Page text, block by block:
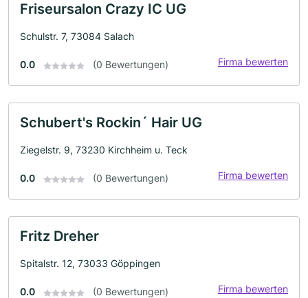
Friseursalon Crazy IC UG
Schulstr. 7, 73084 Salach
0.0 (0 Bewertungen) Firma bewerten
Schubert's Rockin´ Hair UG
Ziegelstr. 9, 73230 Kirchheim u. Teck
0.0 (0 Bewertungen) Firma bewerten
Fritz Dreher
Spitalstr. 12, 73033 Göppingen
0.0 (0 Bewertungen) Firma bewerten